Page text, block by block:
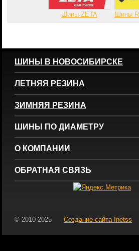
Шины ZETA Шины
ШИНЫ В НОВОСИБИРСКЕ
ЛЕТНЯЯ РЕЗИНА
ЗИМНЯЯ РЕЗИНА
ШИНЫ ПО ДИАМЕТРУ
О КОМПАНИИ
ОБРАТНАЯ СВЯЗЬ
© 2010-2025 Создание сайта Inetss